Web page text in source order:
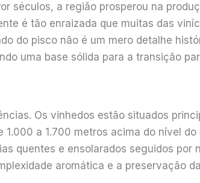
séculos, a região prosperou na
é tão enraizada que muitas das
do pisco não é um mero detalhe
uma base sólida para a transição
Os vinhedos estão situados
a 1.700 metros acima do nível
quentes e ensolarados seguidos por
aromática e a preservação